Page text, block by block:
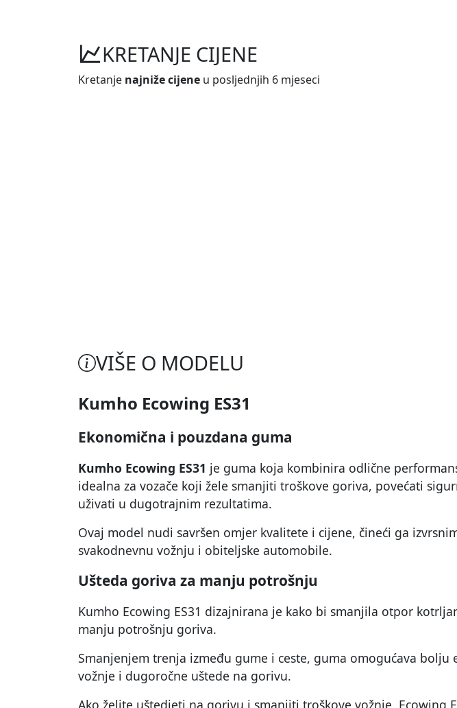
KRETANJE CIJENE
Kretanje najniže cijene u posljednjih 6 mjeseci
VIŠE O MODELU
Kumho Ecowing ES31
Ekonomična i pouzdana guma
Kumho Ecowing ES31 je guma koja kombinira odlične
idealna za vozače koji žele smanjiti troškove goriva, povećati
uživati u dugotrajnim rezultatima.
Ovaj model nudi savršen omjer kvalitete i cijene, čineći ga
svakodnevnu vožnju i obiteljske automobile.
Ušteda goriva za manju potrošnju
Kumho Ecowing ES31 dizajnirana je kako bi smanjila otpor
manju potrošnju goriva.
Smanjenjem trenja između gume i ceste, guma omogućava bolju
vožnje i dugoročne uštede na gorivu.